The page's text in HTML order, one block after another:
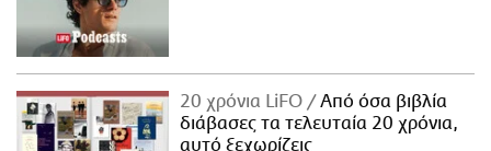
20 χρόνια LiFO
Από όσα βιβλία
διάβασες τα τελευταία 20 χρόνια,
αυτό ξεχωρίζεις